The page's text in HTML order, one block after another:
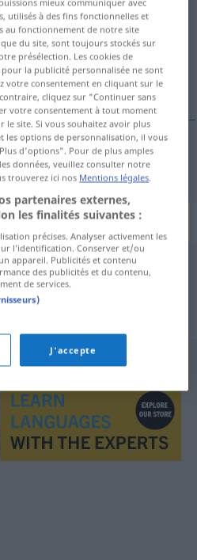
les traductions
sur/touchez la traduction)
"wine cellar"
utilisés à des fins fonctionnelles et
au fonctionnement de notre site
du site, sont toujours stockés sur
présélection. Les cookies de
la publicité personnalisée ne sont
votre consentement en cliquant sur le
cliquez sur "Continuer sans
votre consentement à tout moment
le site. Si vous souhaitez avoir plus
les options de personnalisation, il vous
d'options". Pour de plus amples
données, veuillez consulter notre
trouverez ici nos Mentions légales
partenaires externes,
les finalités suivantes :
précises. Analyser activement les
l’identification. Conserver et/ou
appareil. Publicités et contenu
des publicités et du contenu,
de services.
J'accepte